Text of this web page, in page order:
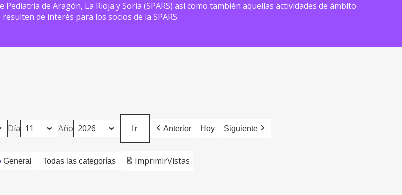
de Aragón, La Rioja y Soria (SPARS) así como también aquellas actividades de ámbito
de interés para los socios de la SPARS.
Día Año Anterior Hoy Siguiente
General Todas las categorías ImprimirVistas